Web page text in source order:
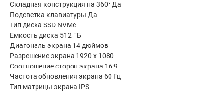
Складная конструкция на 360° Да
Подсветка клавиатуры Да
Тип диска SSD NVMe
Емкость диска 512 ГБ
Диагональ экрана 14 дюймов
Разрешение экрана 1920 x 1080
Соотношение сторон экрана 16:9
Частота обновления экрана 60 Гц
Тип матрицы экрана IPS